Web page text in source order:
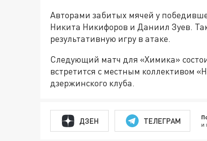
Авторами забитых мячей у
Никита Никифоров и Даниил Зуев.
результативную игру в атаке.
Следующий матч для «Химика»
встретится с местным коллективом
дзержинского клуба.
ДЗЕН ТЕЛЕГРАМ и